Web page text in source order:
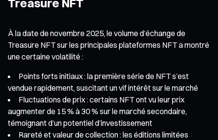
À la date de novembre 2025, le volume d’échange de
Treasure NFT sur les principales plateformes NFT a montré
une certaine volatilité :
Points forts initiaux : la première série de NFT s’est
vendue rapidement, suscitant un vif intérêt sur le marché
Fluctuations de prix : certains NFT ont vu leur prix
augmenter de 15 % à 30 % sur le marché secondaire,
témoignant d’un potentiel d’investissement
Rareté et valeur de collection : les éditions limitées